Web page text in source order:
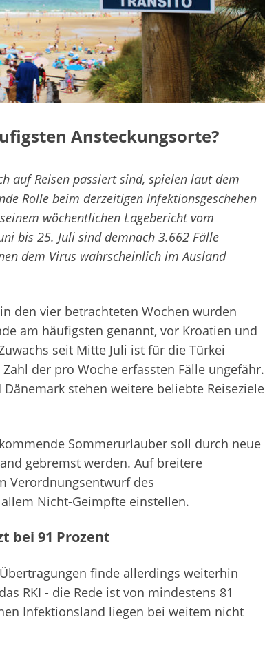
Ansteckungsorte?
auf Reisen passiert sind, spielen laut dem
Rolle beim derzeitigen Infektionsgeschehen
wöchentlichen Lagebericht vom
bis 25. Juli sind demnach 3.662 Fälle
dem Virus wahrscheinlich im Ausland
den vier betrachteten Wochen wurden
am häufigsten genannt, vor Kroatien und
seit Mitte Juli ist für die Türkei
der pro Woche erfassten Fälle ungefähr.
stehen weitere beliebte Reiseziele
Sommerurlauber soll durch neue
gebremst werden. Auf breitere
Verordnungsentwurf des
Nicht-Geimpfte einstellen.
bei 91 Prozent
finde allerdings weiterhin
RKI - die Rede ist von mindestens 81
Infektionsland liegen bei weitem nicht